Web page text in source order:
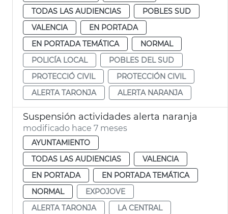
TODAS LAS AUDIENCIAS
POBLES SUD
VALENCIA
EN PORTADA
EN PORTADA TEMÁTICA
NORMAL
POLICÍA LOCAL
POBLES DEL SUD
PROTECCIÓ CIVIL
PROTECCIÓN CIVIL
ALERTA TARONJA
ALERTA NARANJA
Suspensión actividades alerta naranja
modificado hace 7 meses
AYUNTAMIENTO
TODAS LAS AUDIENCIAS
VALENCIA
EN PORTADA
EN PORTADA TEMÁTICA
NORMAL
EXPOJOVE
ALERTA TARONJA
LA CENTRAL